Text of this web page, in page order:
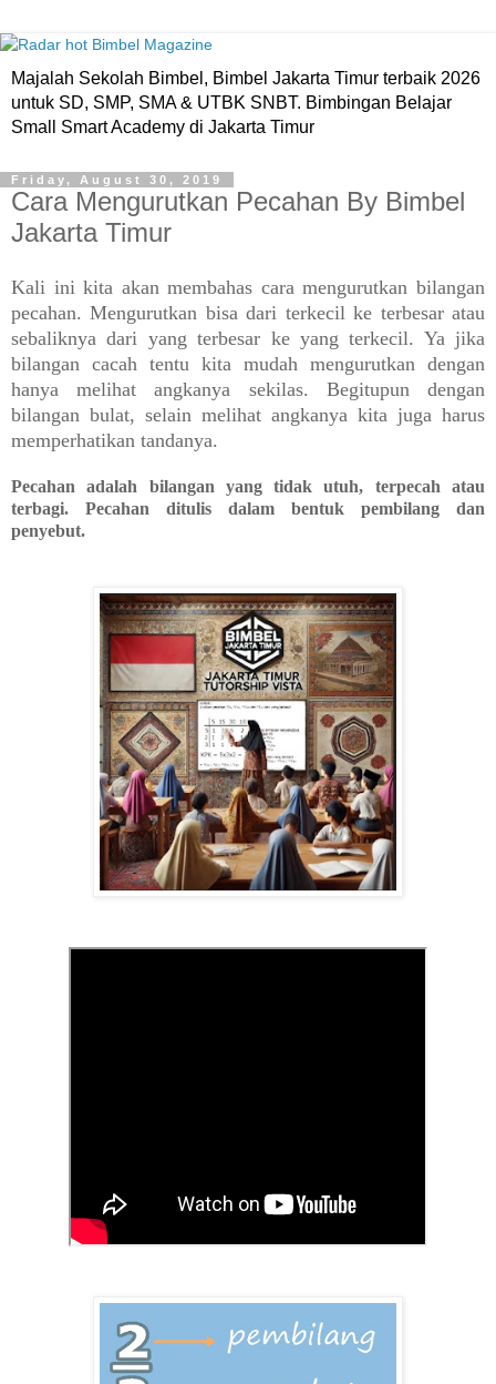
Majalah Sekolah Bimbel, Bimbel Jakarta Timur terbaik 2026
untuk SD, SMP, SMA & UTBK SNBT. Bimbingan Belajar
Small Smart Academy di Jakarta Timur
Friday, August 30, 2019
Cara Mengurutkan Pecahan By Bimbel
Jakarta Timur
Kali ini kita akan membahas cara mengurutkan bilangan
pecahan. Mengurutkan bisa dari terkecil ke terbesar atau
sebaliknya dari yang terbesar ke yang terkecil. Ya jika
bilangan cacah tentu kita mudah mengurutkan dengan
hanya melihat angkanya sekilas. Begitupun dengan
bilangan bulat, selain melihat angkanya kita juga harus
memperhatikan tandanya.
Pecahanadalah bilangan yang tidak utuh, terpecah atau
terbagi. Pecahan ditulis dalam bentuk pembilang dan
penyebut.